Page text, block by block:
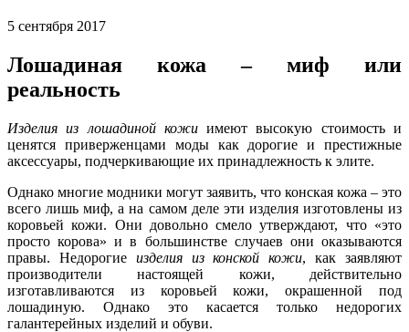
5 сентября 2017
Лошадиная кожа – миф или
реальность
Изделия из лошадиной кожиимеют высокую стоимость и
ценятся приверженцами моды как дорогие и престижные
аксессуары, подчеркивающие их принадлежность к элите.
Однако многие модники могут заявить, что конская кожа – это
всего лишь миф, а на самом деле эти изделия изготовлены из
коровьей кожи. Они довольно смело утверждают, что «это
просто корова» и в большинстве случаев они оказываются
правы. Недорогие изделия из конской кожи, как заявляют
производители настоящей кожи, действительно
изготавливаются из коровьей кожи, окрашенной под
лошадиную. Однако это касается только недорогих
галантерейных изделий и обуви.